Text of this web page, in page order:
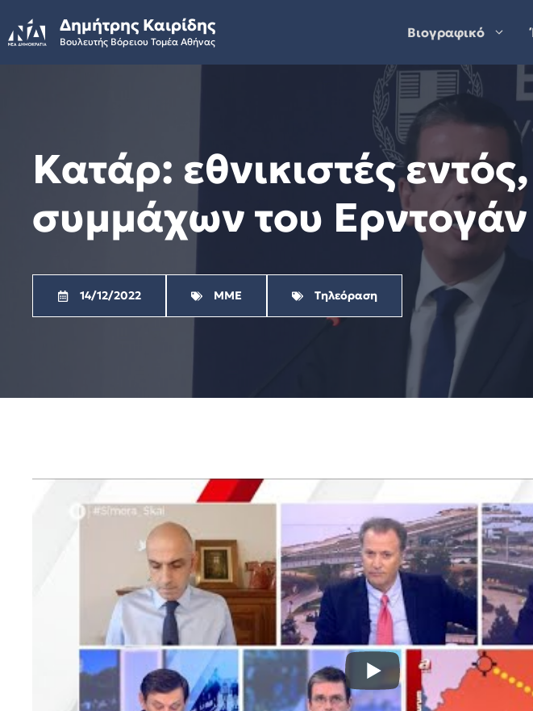
to
content
Δημήτρης Καιρίδης
Βουλευτής Βόρειου Τομέα Αθήνας
Βιογραφικό
Κατάρ: εθνικιστές
συμμάχων του
14/12/2022 ΜΜΕ Τηλεόραση